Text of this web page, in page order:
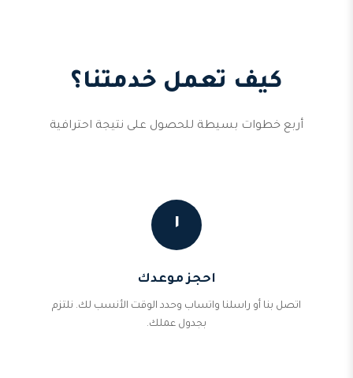
كيف تعمل خدمتنا؟
أربع خطوات بسيطة للحصول على نتيجة احترافية
١
احجز موعدك
اتصل بنا أو راسلنا واتساب وحدد الوقت الأنسب لك. نلتزم
بجدول عملك.